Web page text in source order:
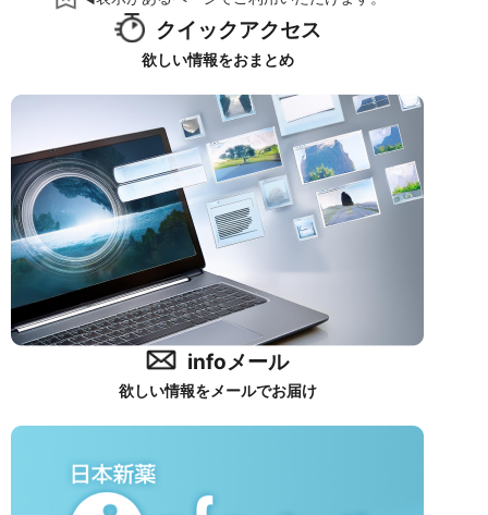
クイックアクセス
欲しい情報をおまとめ
infoメール
欲しい情報をメールでお届け